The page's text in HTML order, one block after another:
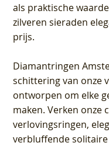
als praktische
zilveren sieraden
prijs.
Diamantringen
schittering van onze
ontworpen om elke
maken. Verken onze
verlovingsringen,
verbluffende